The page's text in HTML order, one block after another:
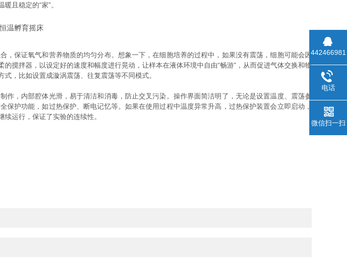
且稳定的“家”。
保证氧气和营养物质的均匀分布。想象一下，在细胞培养的过程中，如果没有震荡，细胞可能会因
搅拌器，以设定好的速度和幅度进行晃动，让样本在液体环境中自由“畅游”，从而促进气体交换和物
，比如设置成漩涡震荡、往复震荡等不同模式。
内部腔体光滑，易于清洁和消毒，防止交叉污染。操作界面简洁明了，无论是设置温度、震荡参
护功能，如过热保护、断电记忆等。如果在使用过程中温度异常升高，过热保护装置会立即启动，
运行，保证了实验的连续性。
442466981
电话
微信扫一扫